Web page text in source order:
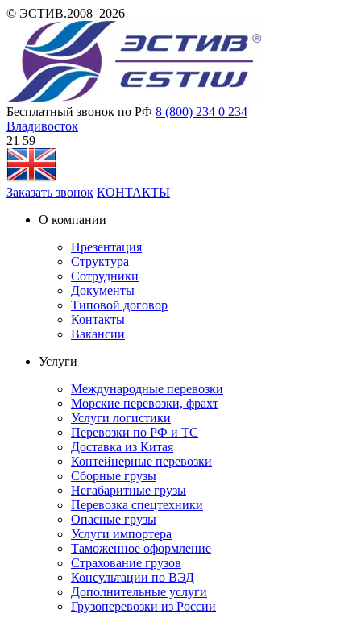
© ЭСТИВ.2008–2026
Бесплатный звонок по РФ 8 (800) 234 0 234
Владивосток
21 59
Заказать звонок КОНТАКТЫ
О компании
Презентация
Структура
Сотрудники
Документы
Типовой договор
Контакты
Вакансии
Услуги
Международные перевозки
Морские перевозки, фрахт
Услуги логистики
Перевозки по РФ и ТС
Доставка из Китая
Контейнерные перевозки
Сборные грузы
Негабаритные грузы
Перевозка спецтехники
Опасные грузы
Услуги импортера
Таможенное оформление
Страхование грузов
Консультации по ВЭД
Дополнительные услуги
Грузоперевозки из России